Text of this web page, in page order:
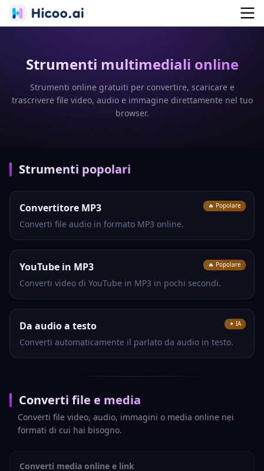
Strumenti multimediali online
Strumenti online gratuiti per convertire, scaricare e
trascrivere file video, audio e immagine direttamente nel tuo
browser.
Strumenti popolari
Convertitore MP3
Converti file audio in formato MP3 online.
🔥 Popolare
YouTube in MP3
Converti video di YouTube in MP3 in pochi secondi.
🔥 Popolare
Da audio a testo
Converti automaticamente il parlato da audio in testo.
✦ IA
Converti file e media
Converti file video, audio, immagini o media online nei
formati di cui hai bisogno.
Converti media online e link